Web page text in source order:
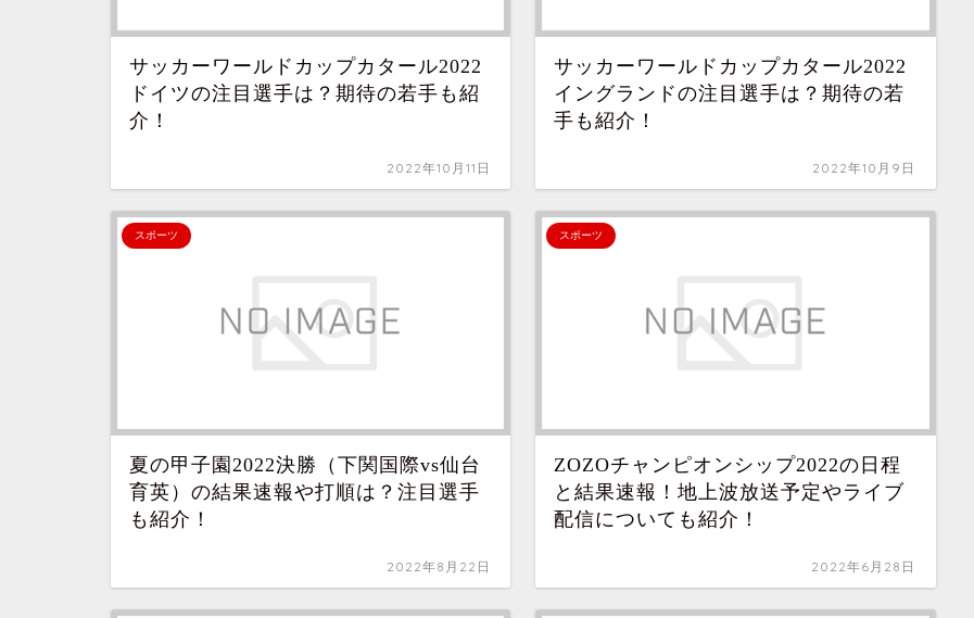
サッカーワールドカップカタール2022
ドイツの注目選手は？期待の若手も紹
介！
2022年10月11日
サッカーワールドカップカタール2022
イングランドの注目選手は？期待の若
手も紹介！
2022年10月9日
スポーツ
夏の甲子園2022決勝（下関国際vs仙台
育英）の結果速報や打順は？注目選手
も紹介！
2022年8月22日
スポーツ
ZOZOチャンピオンシップ2022の日程
と結果速報！地上波放送予定やライブ
配信についても紹介！
2022年6月28日